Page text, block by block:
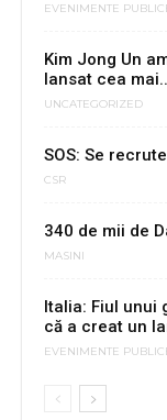
EVENIMENTE
Kim Jong Un
lansat cea
UNCATEGORIZED
SOS: Se
CSR
340 de mii de
MASINI
Italia: Fiul unui
că a creat un
EVENIMENTE